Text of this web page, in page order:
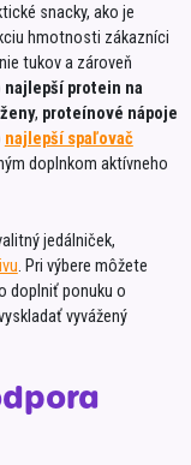
snacky, ako je
hmotnosti zákazníci
tukov a zároveň
najlepší protein na
, proteínové nápoje
najlepší spaľovač
doplnkom aktívneho
jedálniček,
. Pri výbere môžete
doplniť ponuku o
vyvážený